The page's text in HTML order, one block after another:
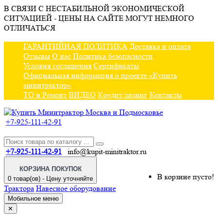
В СВЯЗИ С НЕСТАБИЛЬНОЙ ЭКОНОМИЧЕСКОЙ
СИТУАЦИЕЙ - ЦЕНЫ НА САЙТЕ МОГУТ НЕМНОГО
ОТЛИЧАТЬСЯ
ГАРАНТИЙНАЯ ПОЛИТИКА Доставка и оплата
Отзывы О нас Политика безопасности
Условия соглашения Сертификаты
Официальная информация о проекте «Купить
минитрактор»
ТО и Ремонт ВИДЕО Кредит/лизинг Контакты
+7-925-111-42-91
+7-925-111-42-91 info@kupit-minitraktor.ru
КОРЗИНА ПОКУПОК
0 товар(ов) - Цену уточняйте
В корзине пусто!
Трактора Навесное оборудование
Мобильное меню
✕